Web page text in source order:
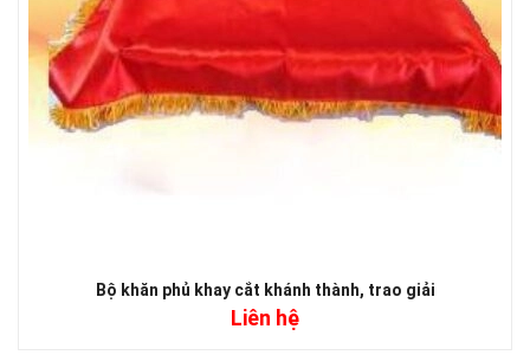
Bộ khăn phủ khay cắt khánh thành, trao giải
Liên hệ